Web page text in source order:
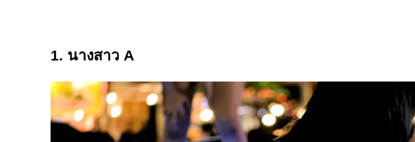
1. นางสาว A